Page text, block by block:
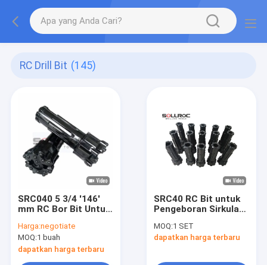
RC Drill Bit (145)
SRC040 5 3/4 '146'
mm RC Bor Bit Untuk
air
Harga:negotiate
MOQ:1 buah
dapatkan harga terbaru
SRC40 RC Bit untuk
Pengeboran Sirkulasi
MOQ:1 SET
dapatkan harga terbaru